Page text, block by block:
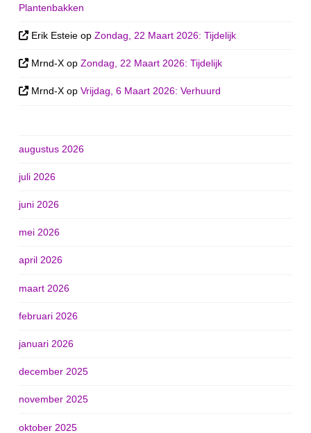
Plantenbakken
Erik Esteie opZondag, 22 Maart 2026: Tijdelijk
Mrnd-X opZondag, 22 Maart 2026: Tijdelijk
Mrnd-X opVrijdag, 6 Maart 2026: Verhuurd
augustus 2026
juli 2026
juni 2026
mei 2026
april 2026
maart 2026
februari 2026
januari 2026
december 2025
november 2025
oktober 2025